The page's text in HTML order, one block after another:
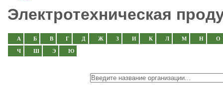
Электротехническая
А Б В Г Д Ж З И К Л М Н О
Ч Ш Э Ю